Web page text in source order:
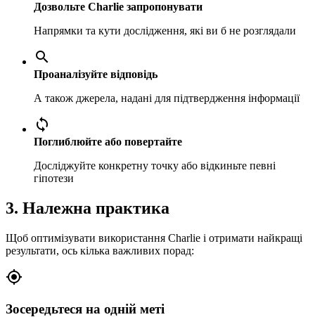
Дозвольте Charlie запропонувати
Напрямки та кути дослідження, які ви б не розглядали
search
Проаналізуйте відповідь
А також джерела, надані для підтвердження інформації
sync
Поглиблюйте або повертайте
Досліджуйте конкретну точку або відкиньте певні
гіпотези
3. Належна практика
Щоб оптимізувати використання Charlie і отримати найкращі
результати, ось кілька важливих порад:
gps_fixed
Зосередьтеся на одній меті